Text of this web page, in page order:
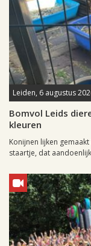
Leiden, 6 augustus
Bomvol Leids
kleuren
Konijnen lijken
staartje, dat